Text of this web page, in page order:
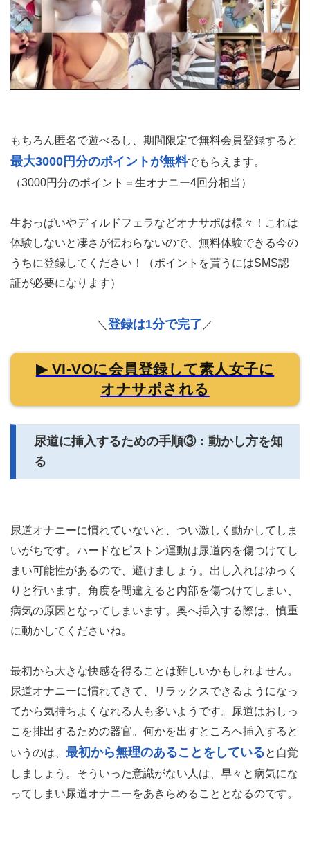
もちろん匿名で遊べるし、期間限定で無料会員登録すると
最大3000円分のポイントが無料でもらえます。
（3000円分のポイント＝生オナニー4回分相当）
生おっぱいやディルドフェラなどオナサポは様々！これは
体験しないと凄さが伝わらないので、無料体験できる今の
うちに登録してください！（ポイントを貰うにはSMS認
証が必要になります）
＼ 登録は1分で完了 ／
▶ VI-VOに会員登録して素人女子に
オナサポされる
尿道に挿入するための手順③：動かし方を知
る
尿道オナニーに慣れていないと、つい激しく動かしてしま
いがちです。ハードなピストン運動は尿道内を傷つけてし
まい可能性があるので、避けましょう。出し入れはゆっく
りと行います。角度を間違えると内部を傷つけてしまい、
病気の原因となってしまいます。奥へ挿入する際は、慎重
に動かしてくださいね。
最初から大きな快感を得ることは難しいかもしれません。
尿道オナニーに慣れてきて、リラックスできるようになっ
てから気持ちよくなれる人も多いようです。尿道はおしっ
こを排出するための器官。何かを出すところへ挿入すると
いうのは、 最初から無理のあることをしていると自覚
しましょう。そういった意識がない人は、早々と病気にな
ってしまい尿道オナニーをあきらめることとなるのです。